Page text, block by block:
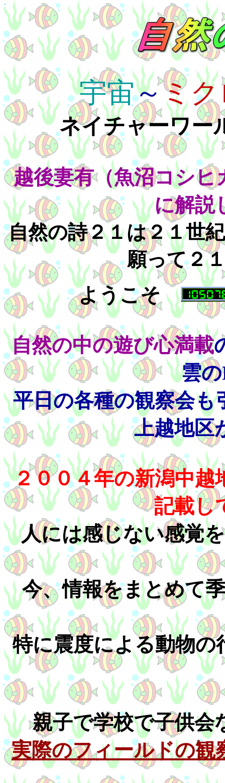
宇宙～ミク
ネイチャーワー
越後妻有（魚沼コシヒ
に解説
自然の詩２１は２１世
願って２
ようこそ
自然の中の遊び心満載
雲
平日の各種の観察会も
上越地区
２００４年の新潟中越
記載し
人には感じない感覚
今、情報をまとめて
特に震度による動物の
親子で学校で子供会
実際のフィールドの観